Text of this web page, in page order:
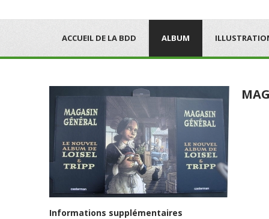
ACCUEIL DE LA BDD ALBUM
Informations supplémentaires